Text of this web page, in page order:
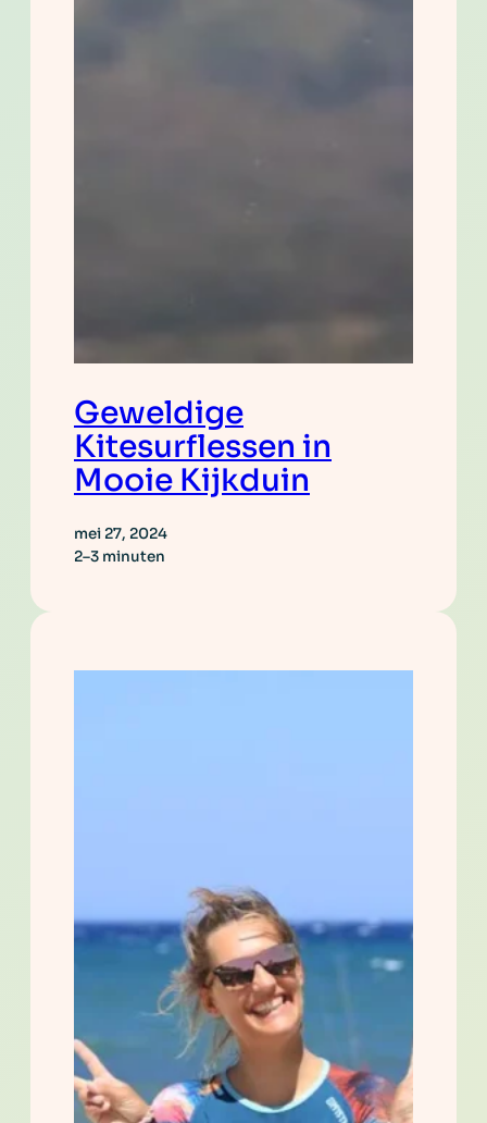
Geweldige
Kitesurflessen in
Mooie Kijkduin
mei 27, 2024
2–3 minuten